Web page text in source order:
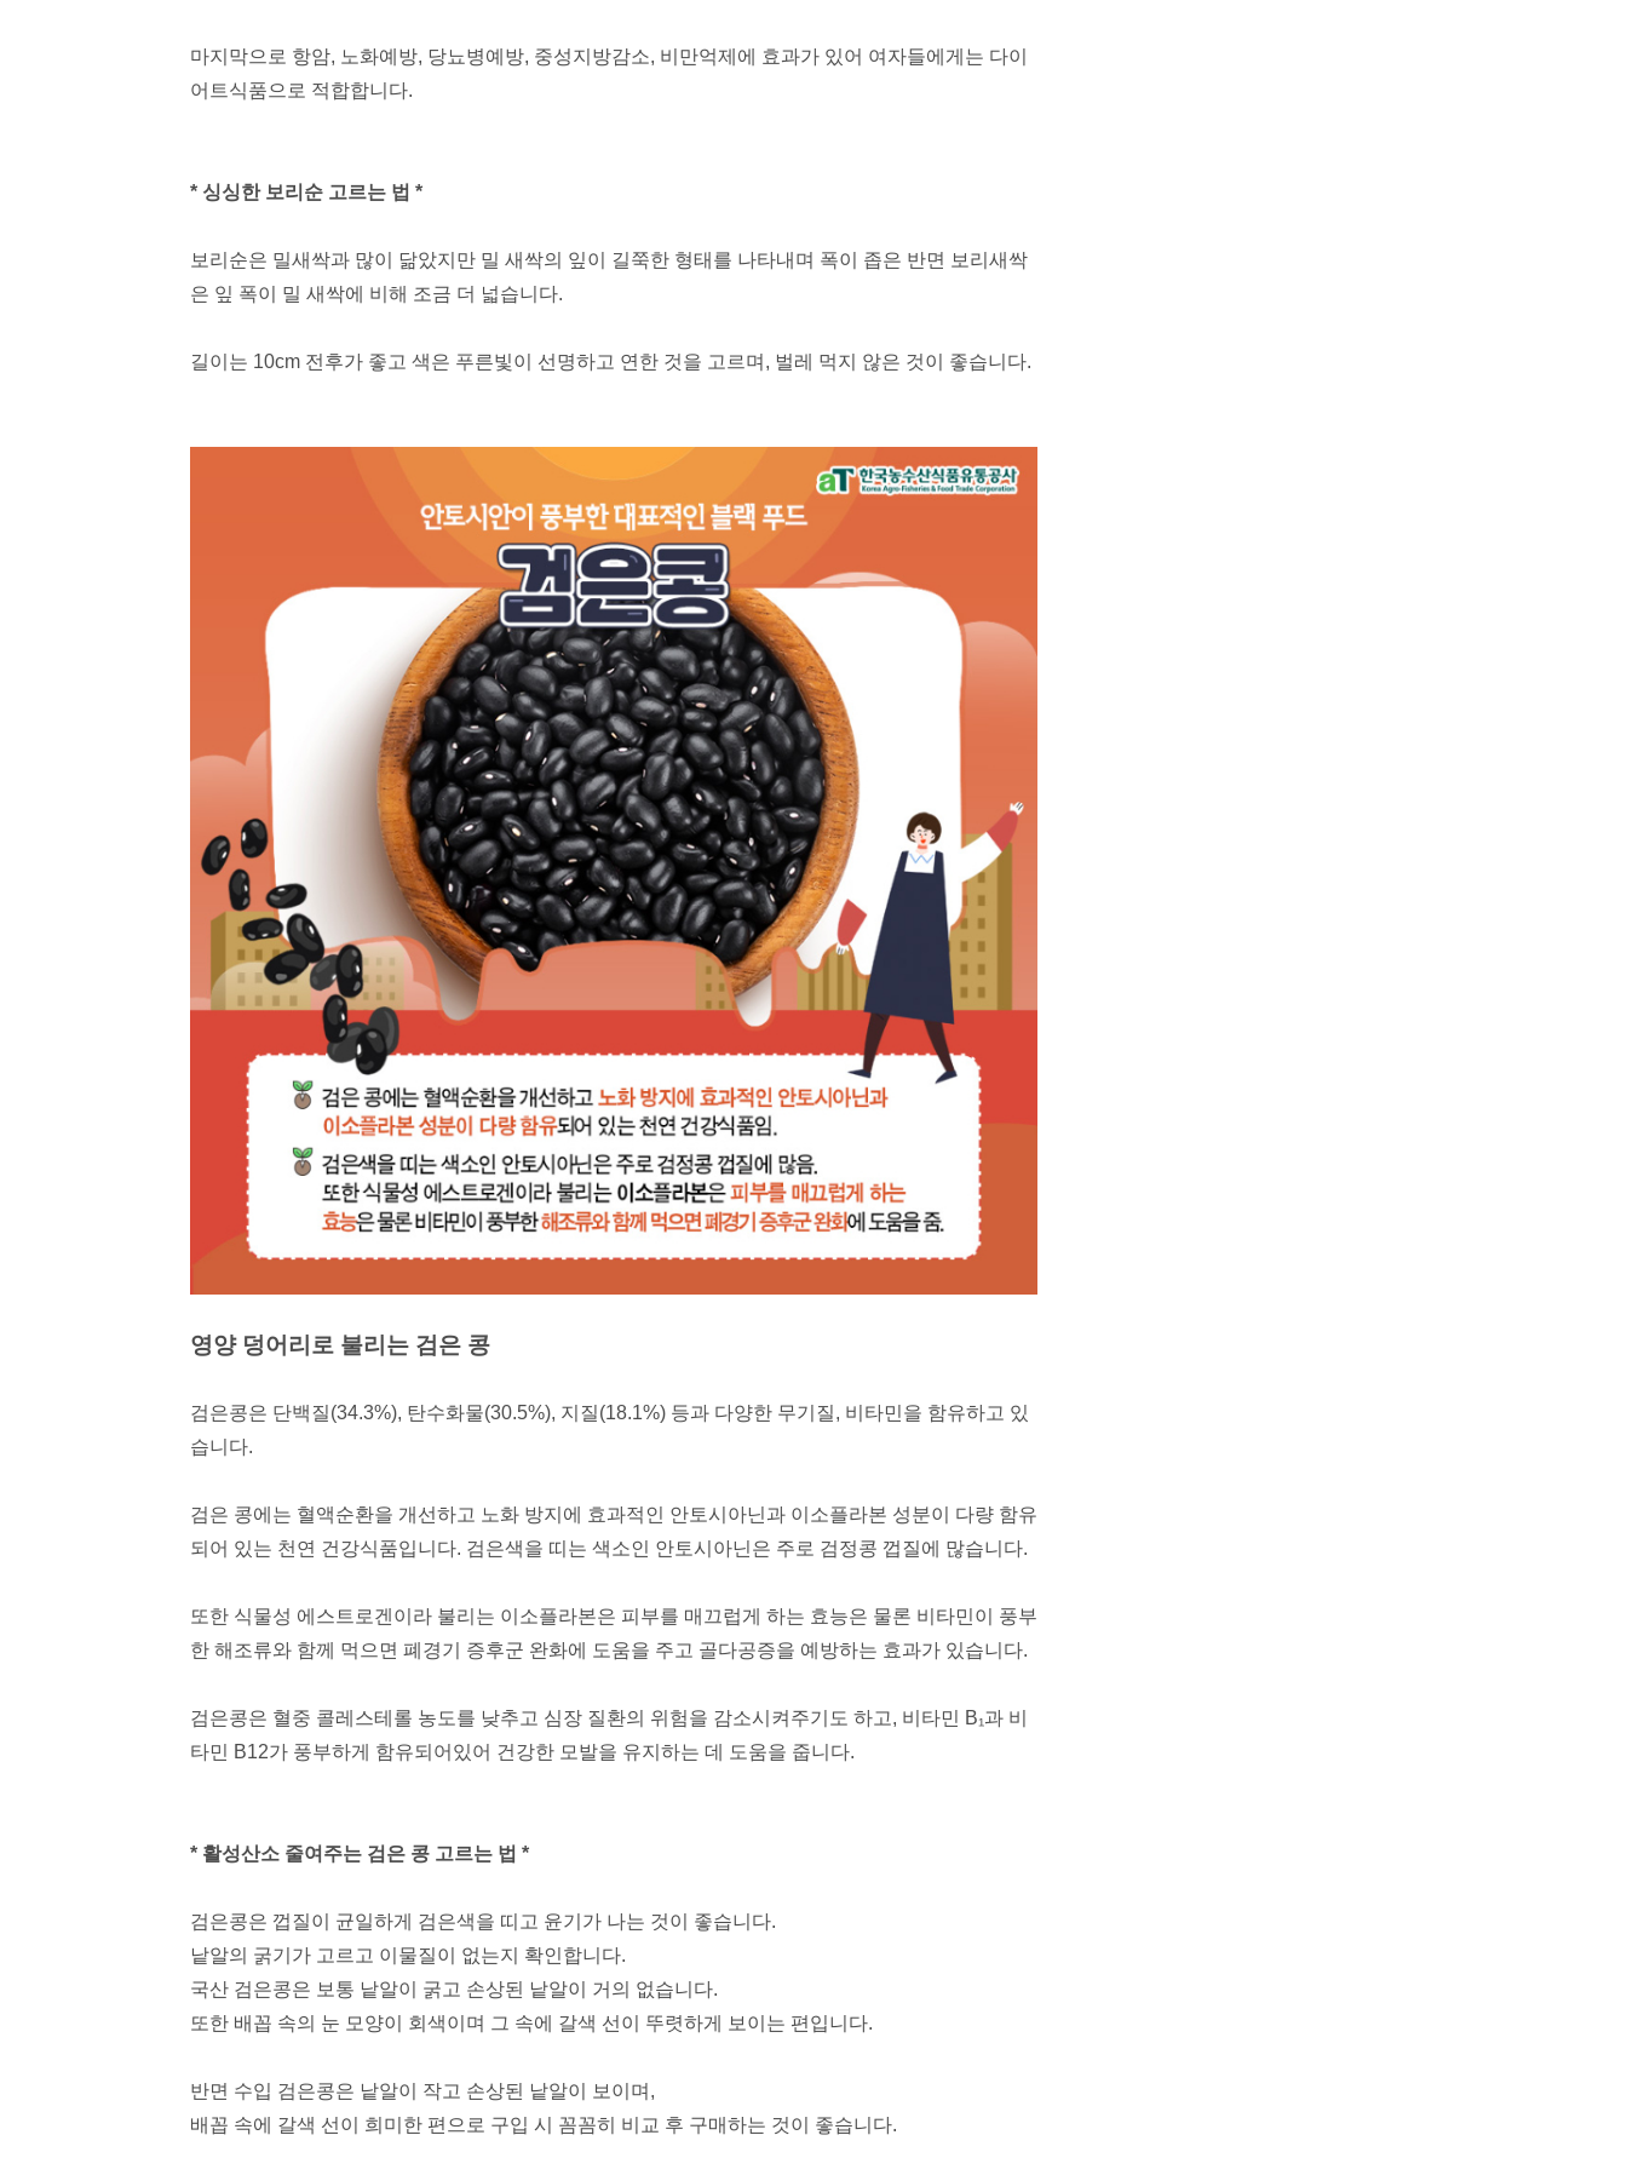
마지막으로 항암, 노화예방, 당뇨병예방, 중성지방감소, 비만억제에 효과가 있어 여자들에게는 다이
어트식품으로 적합합니다.
* 싱싱한 보리순 고르는 법 *
보리순은 밀새싹과 많이 닮았지만 밀 새싹의 잎이 길쭉한 형태를 나타내며 폭이 좁은 반면 보리새싹
은 잎 폭이 밀 새싹에 비해 조금 더 넓습니다.
길이는 10cm 전후가 좋고 색은 푸른빛이 선명하고 연한 것을 고르며, 벌레 먹지 않은 것이 좋습니다.
영양 덩어리로 불리는 검은 콩
검은콩은 단백질(34.3%), 탄수화물(30.5%), 지질(18.1%) 등과 다양한 무기질, 비타민을 함유하고 있
습니다.
검은 콩에는 혈액순환을 개선하고 노화 방지에 효과적인 안토시아닌과 이소플라본 성분이 다량 함유
되어 있는 천연 건강식품입니다. 검은색을 띠는 색소인 안토시아닌은 주로 검정콩 껍질에 많습니다.
또한 식물성 에스트로겐이라 불리는 이소플라본은 피부를 매끄럽게 하는 효능은 물론 비타민이 풍부
한 해조류와 함께 먹으면 폐경기 증후군 완화에 도움을 주고 골다공증을 예방하는 효과가 있습니다.
검은콩은 혈중 콜레스테롤 농도를 낮추고 심장 질환의 위험을 감소시켜주기도 하고, 비타민 B₁과 비
타민 B12가 풍부하게 함유되어있어 건강한 모발을 유지하는 데 도움을 줍니다.
* 활성산소 줄여주는 검은 콩 고르는 법 *
검은콩은 껍질이 균일하게 검은색을 띠고 윤기가 나는 것이 좋습니다.
낱알의 굵기가 고르고 이물질이 없는지 확인합니다.
국산 검은콩은 보통 낱알이 굵고 손상된 낱알이 거의 없습니다.
또한 배꼽 속의 눈 모양이 회색이며 그 속에 갈색 선이 뚜렷하게 보이는 편입니다.
반면 수입 검은콩은 낱알이 작고 손상된 낱알이 보이며,
배꼽 속에 갈색 선이 희미한 편으로 구입 시 꼼꼼히 비교 후 구매하는 것이 좋습니다.